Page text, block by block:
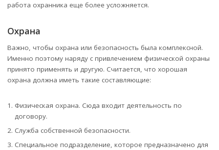
работа охранника еще более усложняется.
Охрана
Важно, чтобы охрана или безопасность была комплексной.
Именно поэтому наряду с привлечением физической охраны
принято применять и другую. Считается, что хорошая
охрана должна иметь такие составляющие:
Физическая охрана. Сюда входит деятельность по
договору.
Служба собственной безопасности.
Специальное подразделение, которое предназначено для